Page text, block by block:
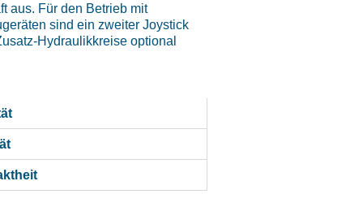
aus. Für den Betrieb mit
sind ein zweiter Joystick
Hydraulikkreise optional